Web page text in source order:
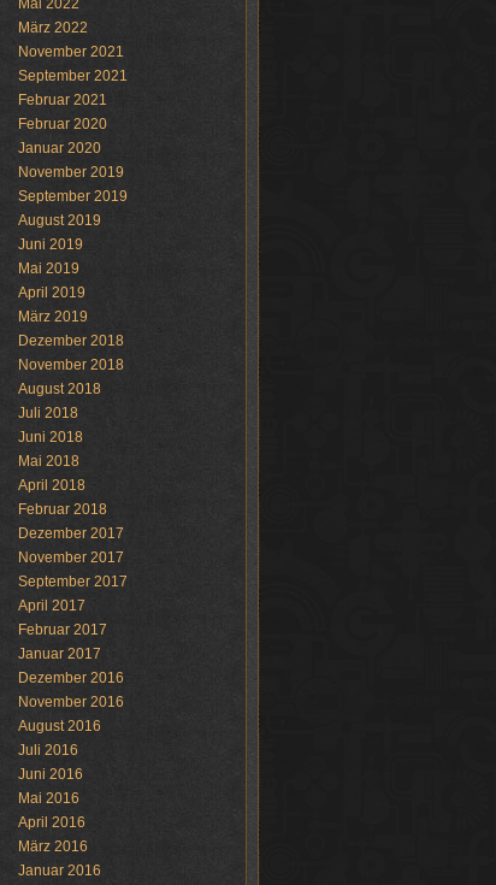
Mai 2022
März 2022
November 2021
September 2021
Februar 2021
Februar 2020
Januar 2020
November 2019
September 2019
August 2019
Juni 2019
Mai 2019
April 2019
März 2019
Dezember 2018
November 2018
August 2018
Juli 2018
Juni 2018
Mai 2018
April 2018
Februar 2018
Dezember 2017
November 2017
September 2017
April 2017
Februar 2017
Januar 2017
Dezember 2016
November 2016
August 2016
Juli 2016
Juni 2016
Mai 2016
April 2016
März 2016
Januar 2016